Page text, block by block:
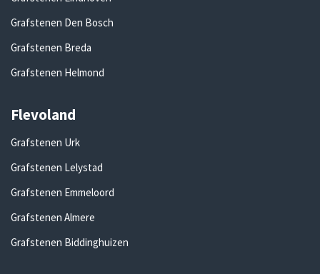
Grafstenen Den Bosch
Grafstenen Breda
Grafstenen Helmond
Flevoland
Grafstenen Urk
Grafstenen Lelystad
Grafstenen Emmeloord
Grafstenen Almere
Grafstenen Biddinghuizen